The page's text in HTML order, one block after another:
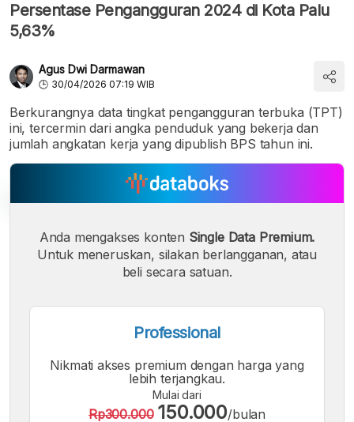
Persentase Pengangguran 2024 di Kota Palu
5,63%
Agus Dwi Darmawan
30/04/2026 07:19 WIB
Berkurangnya data tingkat pengangguran terbuka (TPT)
ini, tercermin dari angka penduduk yang bekerja dan
jumlah angkatan kerja yang dipublish BPS tahun ini.
A
Font
A
Font
Sedang
A
Font
Besar
Anda mengakses konten Single Data Premium.
Untuk meneruskan, silakan berlangganan, atau
beli secara satuan.
Professional
Nikmati akses premium dengan harga yang
lebih terjangkau.
Mulai dari
Rp300.000 150.000/bulan